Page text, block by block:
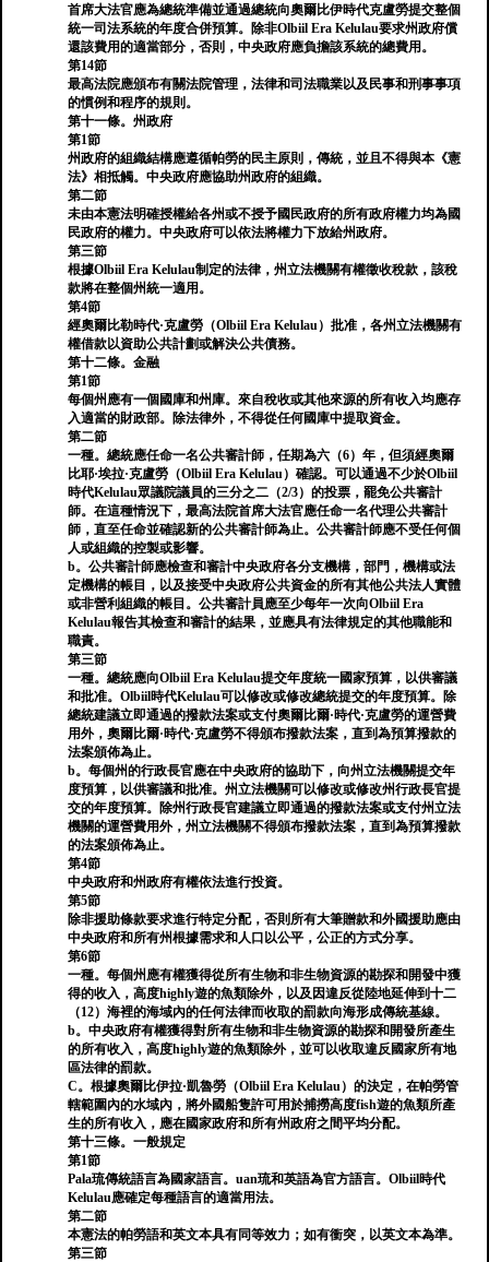
首席大法官應為總統準備並通過總統向奧爾比伊時代克盧勞提交整個
統一司法系統的年度合併預算。除非Olbiil Era Kelulau要求州政府償
還該費用的適當部分，否則，中央政府應負擔該系統的總費用。
第14節
最高法院應頒布有關法院管理，法律和司法職業以及民事和刑事事項
的慣例和程序的規則。
第十一條。州政府
第1節
州政府的組織結構應遵循帕勞的民主原則，傳統，並且不得與本《憲
法》相抵觸。中央政府應協助州政府的組織。
第二節
未由本憲法明確授權給各州或不授予國民政府的所有政府權力均為國
民政府的權力。中央政府可以依法將權力下放給州政府。
第三節
根據Olbiil Era Kelulau制定的法律，州立法機關有權徵收稅款，該稅
款將在整個州統一適用。
第4節
經奧爾比勒時代·克盧勞（Olbiil Era Kelulau）批准，各州立法機關有
權借款以資助公共計劃或解決公共債務。
第十二條。金融
第1節
每個州應有一個國庫和州庫。來自稅收或其他來源的所有收入均應存
入適當的財政部。除法律外，不得從任何國庫中提取資金。
第二節
一種。總統應任命一名公共審計師，任期為六（6）年，但須經奧爾
比耶·埃拉·克盧勞（Olbiil Era Kelulau）確認。可以通過不少於Olbiil
時代Kelulau眾議院議員的三分之二（2/3）的投票，罷免公共審計
師。在這種情況下，最高法院首席大法官應任命一名代理公共審計
師，直至任命並確認新的公共審計師為止。公共審計師應不受任何個
人或組織的控製或影響。
b。公共審計師應檢查和審計中央政府各分支機構，部門，機構或法
定機構的帳目，以及接受中央政府公共資金的所有其他公共法人實體
或非營利組織的帳目。公共審計員應至少每年一次向Olbiil Era
Kelulau報告其檢查和審計的結果，並應具有法律規定的其他職能和
職責。
第三節
一種。總統應向Olbiil Era Kelulau提交年度統一國家預算，以供審議
和批准。Olbiil時代Kelulau可以修改或修改總統提交的年度預算。除
總統建議立即通過的撥款法案或支付奧爾比爾·時代·克盧勞的運營費
用外，奧爾比爾·時代·克盧勞不得頒布撥款法案，直到為預算撥款的
法案頒佈為止。
b。每個州的行政長官應在中央政府的協助下，向州立法機關提交年
度預算，以供審議和批准。州立法機關可以修改或修改州行政長官提
交的年度預算。除州行政長官建議立即通過的撥款法案或支付州立法
機關的運營費用外，州立法機關不得頒布撥款法案，直到為預算撥款
的法案頒佈為止。
第4節
中央政府和州政府有權依法進行投資。
第5節
除非援助條款要求進行特定分配，否則所有大筆贈款和外國援助應由
中央政府和所有州根據需求和人口以公平，公正的方式分享。
第6節
一種。每個州應有權獲得從所有生物和非生物資源的勘探和開發中獲
得的收入，高度highly遊的魚類除外，以及因違反從陸地延伸到十二
（12）海裡的海域內的任何法律而收取的罰款向海形成傳統基線。
b。中央政府有權獲得對所有生物和非生物資源的勘探和開發所產生
的所有收入，高度highly遊的魚類除外，並可以收取違反國家所有地
區法律的罰款。
C。根據奧爾比伊拉·凱魯勞（Olbiil Era Kelulau）的決定，在帕勞管
轄範圍內的水域內，將外國船隻許可用於捕撈高度fish遊的魚類所產
生的所有收入，應在國家政府和所有州政府之間平均分配。
第十三條。一般規定
第1節
Pala琉傳統語言為國家語言。uan琉和英語為官方語言。Olbiil時代
Kelulau應確定每種語言的適當用法。
第二節
本憲法的帕勞語和英文本具有同等效力；如有衝突，以英文本為準。
第三節